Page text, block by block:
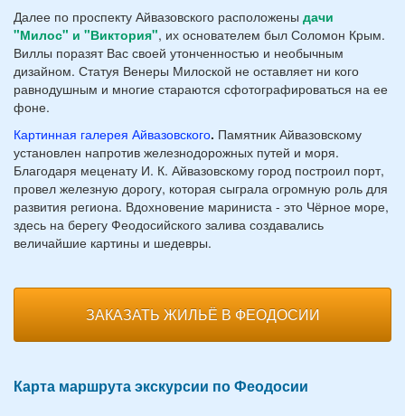
Далее по проспекту Айвазовского расположены дачи
"Милос" и "Виктория", их основателем был Соломон Крым.
Виллы поразят Вас своей утонченностью и необычным
дизайном. Статуя Венеры Милоской не оставляет ни кого
равнодушным и многие стараются сфотографироваться на ее
фоне.
Картинная галерея Айвазовского. Памятник Айвазовскому
установлен напротив железнодорожных путей и моря.
Благодаря меценату И. К. Айвазовскому город построил порт,
провел железную дорогу, которая сыграла огромную роль для
развития региона. Вдохновение мариниста - это Чёрное море,
здесь на берегу Феодосийского залива создавались
величайшие картины и шедевры.
ЗАКАЗАТЬ ЖИЛЬЁ В ФЕОДОСИИ
Карта маршрута экскурсии по Феодосии